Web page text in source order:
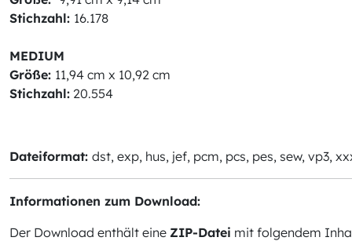
Stichzahl: 16.178
MEDIUM
Größe: 11,94 cm x 10,92 cm
Stichzahl: 20.554
Dateiformat: dst, exp, hus, jef, pcm, pcs, pes, sew, vp3,
Informationen zum Download:
Der Download enthält eine ZIP-Datei mit folgendem